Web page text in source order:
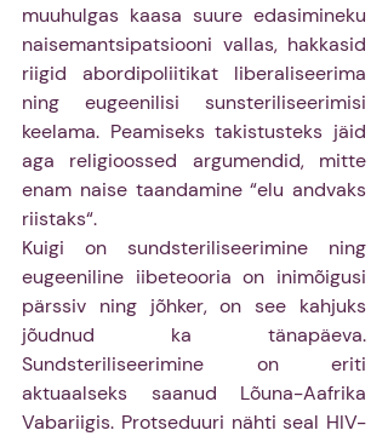
muuhulgas kaasa suure edasimineku
naisemantsipatsiooni vallas, hakkasid
riigid abordipoliitikat liberaliseerima
ning eugeenilisi sunsteriliseerimisi
keelama. Peamiseks takistusteks jäid
aga religioossed argumendid, mitte
enam naise taandamine “elu andvaks
riistaks“.
Kuigi on sundsteriliseerimine ning
eugeeniline iibeteooria on inimõigusi
pärssiv ning jõhker, on see kahjuks
jõudnud ka tänapäeva.
Sundsteriliseerimine on eriti
aktuaalseks saanud Lõuna-Aafrika
Vabariigis. Protseduuri nähti seal HIV-